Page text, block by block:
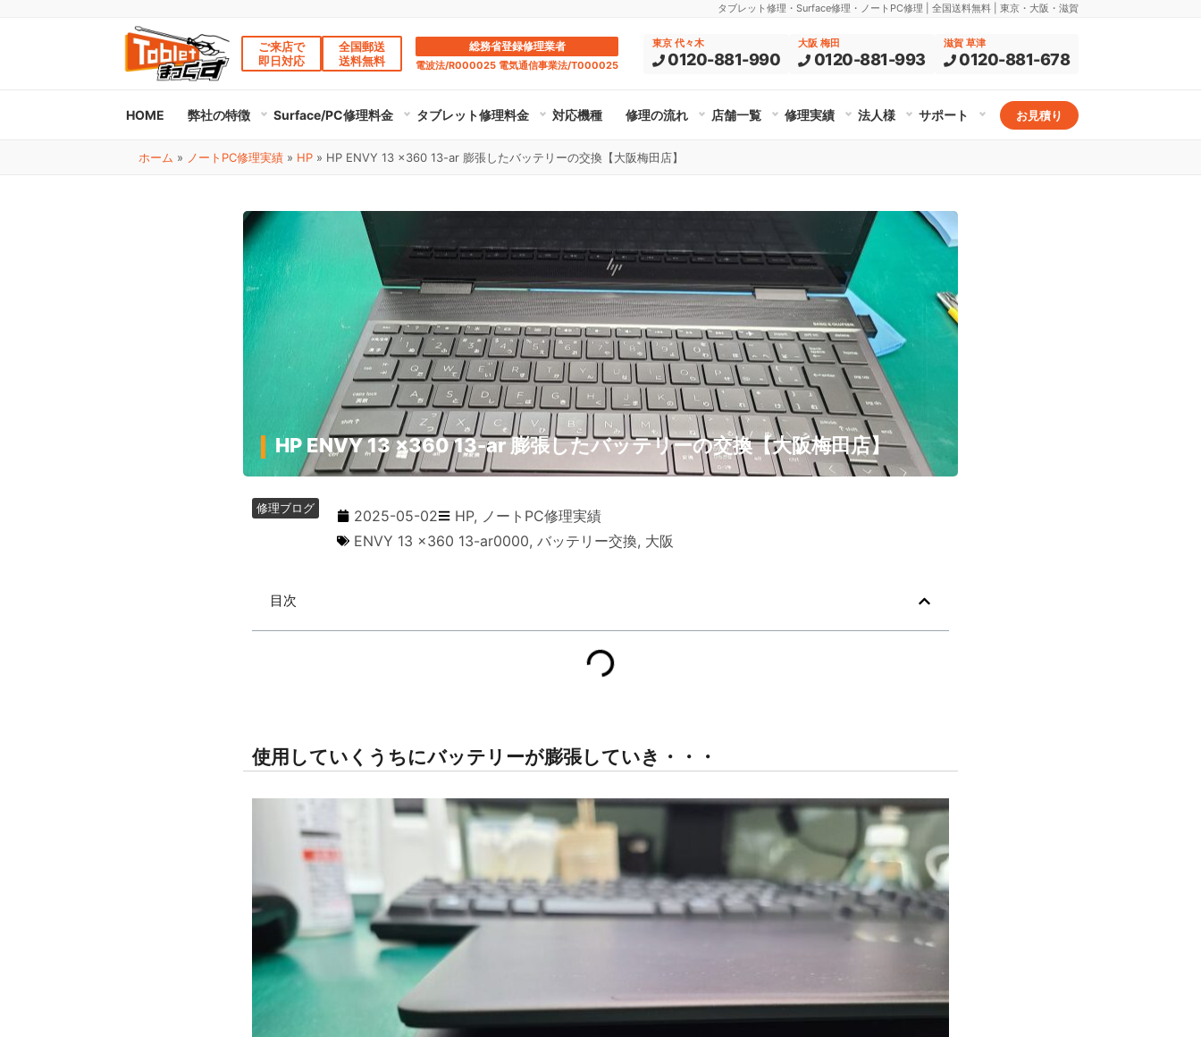
タブレット修理・Surface修理・ノートPC修理 | 全国送料無料 | 東京・大阪・滋賀
ご来店で
即日対応
全国郵送
送料無料
総務省登録修理業者
電波法/R000025 電気通信事業法/T000025
東京 代々木
0120-881-990
大阪 梅田
0120-881-993
滋賀 草津
0120-881-678
HOME 弊社の特徴 Surface/PC修理料金 タブレット修理料金 対応機種 修理の流れ 店舗一覧 修理実績 法人様 サポート お見積り
ホーム » ノートPC修理実績 » HP » HP ENVY 13 x360 13-ar 膨張したバッテリーの交換【大阪梅田店】
HP ENVY 13 x360 13-ar 膨張したバッテリーの交換【大阪梅田店】
修理ブログ 2025-05-02 HP, ノートPC修理実績
ENVY 13 x360 13-ar0000, バッテリー交換, 大阪
目次
使用していくうちにバッテリーが膨張していき・・・